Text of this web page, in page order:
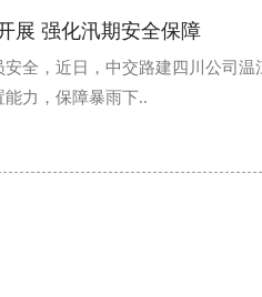
展 强化汛期安全保障
全，近日，中交路建四川公司温
力，保障暴雨下..